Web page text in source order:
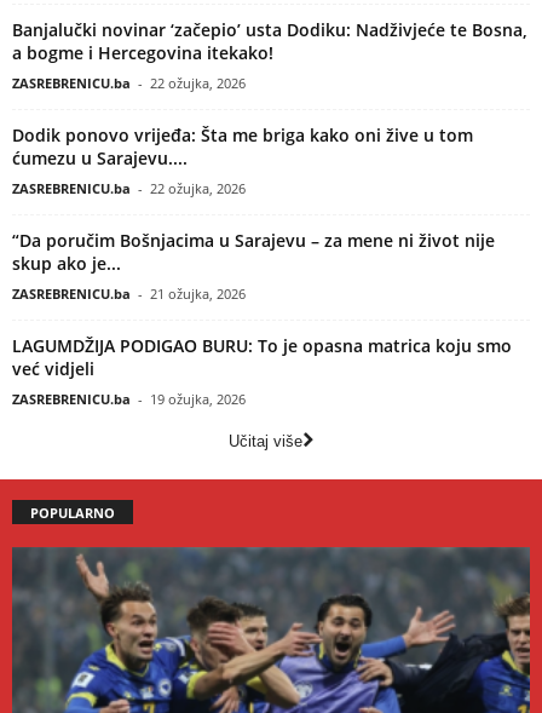
Banjalučki novinar ‘začepio’ usta Dodiku: Nadživjeće te Bosna,
a bogme i Hercegovina itekako!
ZASREBRENICU.ba - 22 ožujka, 2026
Dodik ponovo vrijeđa: Šta me briga kako oni žive u tom
ćumezu u Sarajevu....
ZASREBRENICU.ba - 22 ožujka, 2026
“Da poručim Bošnjacima u Sarajevu – za mene ni život nije
skup ako je...
ZASREBRENICU.ba - 21 ožujka, 2026
LAGUMDŽIJA PODIGAO BURU: To je opasna matrica koju smo
već vidjeli
ZASREBRENICU.ba - 19 ožujka, 2026
Učitaj više
POPULARNO